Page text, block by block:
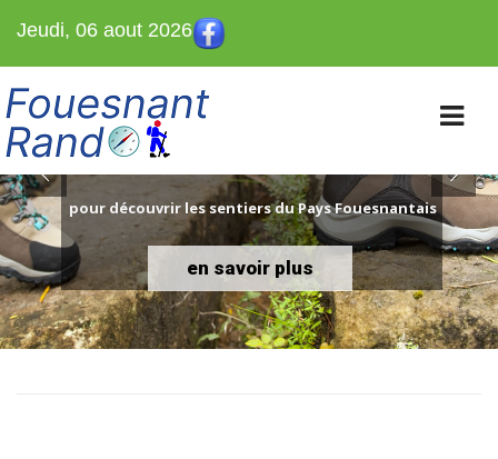
Jeudi, 06 aout 2026